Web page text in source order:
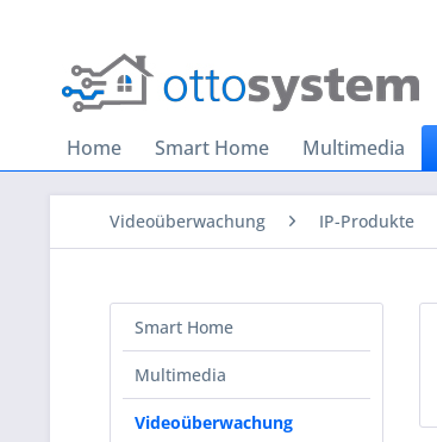
Home Smart Home Multimedia
Videoüberwachung IP-Produkte
Smart Home
Multimedia
Videoüberwachung